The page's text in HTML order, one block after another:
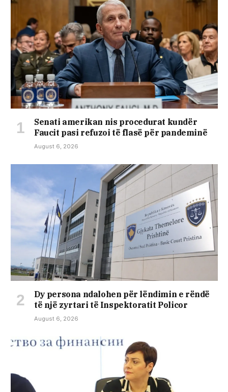
Senati amerikan nis procedurat kundër
Faucit pasi refuzoi të flasë për pandeminë
August 6, 2026
Dy persona ndalohen për lëndimin e rëndë
të një zyrtari të Inspektoratit Policor
August 6, 2026